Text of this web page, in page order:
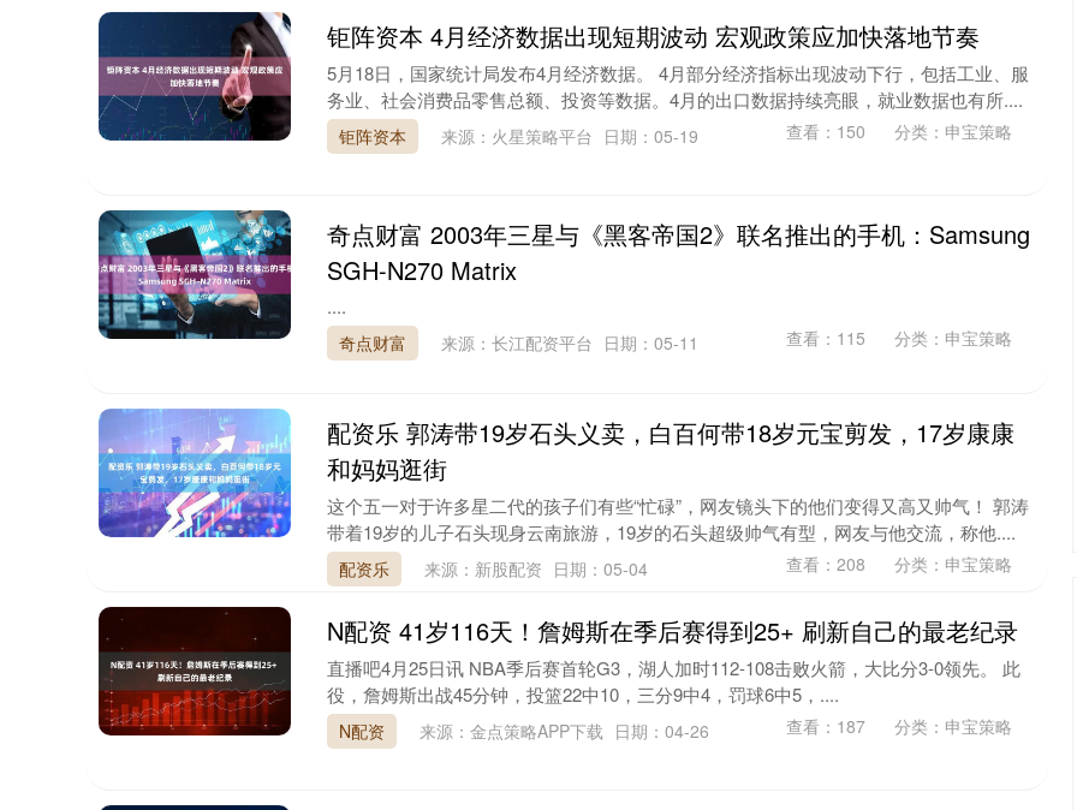
钜阵资本 4月经济数据出现短期波动 宏观政策应加快落地节奏
5月18日，国家统计局发布4月经济数据。 4月部分经济指标出现波动下行，包括工业、服
务业、社会消费品零售总额、投资等数据。4月的出口数据持续亮眼，就业数据也有所....
钜阵资本 来源：火星策略平台 日期：05-19 查看： 150 分类： 申宝策略
奇点财富 2003年三星与《黑客帝国2》联名推出的手机：Samsung
SGH-N270 Matrix
....
奇点财富 来源：长江配资平台 日期：05-11 查看： 115 分类： 申宝策略
配资乐 郭涛带19岁石头义卖，白百何带18岁元宝剪发，17岁康康
和妈妈逛街
这个五一对于许多星二代的孩子们有些“忙碌”，网友镜头下的他们变得又高又帅气！ 郭涛
带着19岁的儿子石头现身云南旅游，19岁的石头超级帅气有型，网友与他交流，称他....
配资乐 来源：新股配资 日期：05-04 查看： 208 分类： 申宝策略
N配资 41岁116天！詹姆斯在季后赛得到25+ 刷新自己的最老纪录
直播吧4月25日讯 NBA季后赛首轮G3，湖人加时112-108击败火箭，大比分3-0领先。 此
役，詹姆斯出战45分钟，投篮22中10，三分9中4，罚球6中5，....
N配资 来源：金点策略APP下载 日期：04-26 查看： 187 分类： 申宝策略